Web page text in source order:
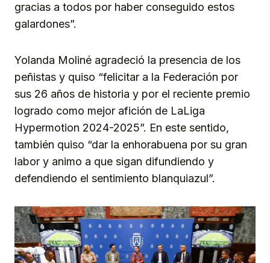
gracias a todos por haber conseguido estos
galardones”.
Yolanda Moliné agradeció la presencia de los
peñistas y quiso “felicitar a la Federación por
sus 26 años de historia y por el reciente premio
logrado como mejor afición de LaLiga
Hypermotion 2024-2025”. En este sentido,
también quiso “dar la enhorabuena por su gran
labor y animo a que sigan difundiendo y
defendiendo el sentimiento blanquiazul”.